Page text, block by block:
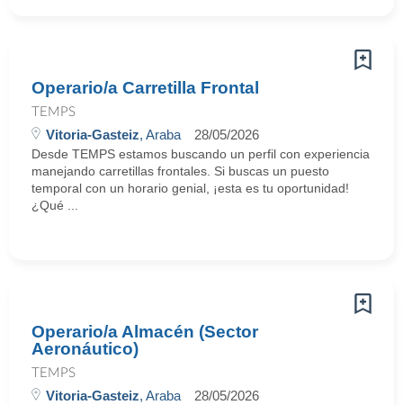
Operario/a Carretilla Frontal
TEMPS
Vitoria-Gasteiz, Araba 28/05/2026
Desde TEMPS estamos buscando un perfil con experiencia
manejando carretillas frontales. Si buscas un puesto
temporal con un horario genial, ¡esta es tu oportunidad!
¿Qué ...
Operario/a Almacén (Sector
Aeronáutico)
TEMPS
Vitoria-Gasteiz, Araba 28/05/2026